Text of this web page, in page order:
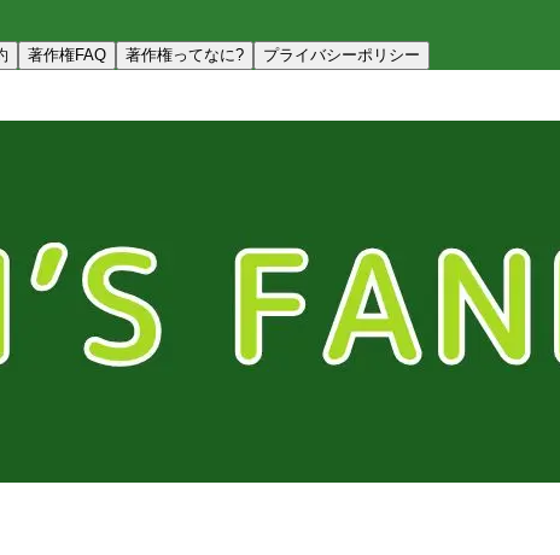
著作権FAQ 著作権ってなに? プライバシーポリシー